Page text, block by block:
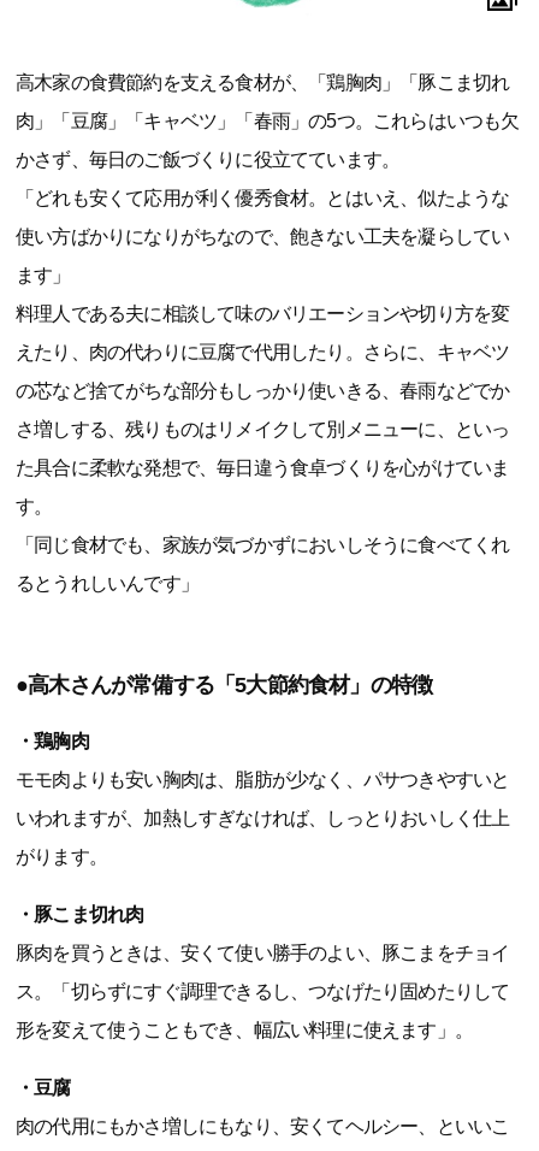
高木家の食費節約を支える食材が、「鶏胸肉」「豚こま切れ
肉」「豆腐」「キャベツ」「春雨」の5つ。これらはいつも欠
かさず、毎日のご飯づくりに役立てています。
「どれも安くて応用が利く優秀食材。とはいえ、似たような
使い方ばかりになりがちなので、飽きない工夫を凝らしてい
ます」
料理人である夫に相談して味のバリエーションや切り方を変
えたり、肉の代わりに豆腐で代用したり。さらに、キャベツ
の芯など捨てがちな部分もしっかり使いきる、春雨などでか
さ増しする、残りものはリメイクして別メニューに、といっ
た具合に柔軟な発想で、毎日違う食卓づくりを心がけていま
す。
「同じ食材でも、家族が気づかずにおいしそうに食べてくれ
るとうれしいんです」
●高木さんが常備する「5大節約食材」の特徴
・鶏胸肉
モモ肉よりも安い胸肉は、脂肪が少なく、パサつきやすいと
いわれますが、加熱しすぎなければ、しっとりおいしく仕上
がります。
・豚こま切れ肉
豚肉を買うときは、安くて使い勝手のよい、豚こまをチョイ
ス。「切らずにすぐ調理できるし、つなげたり固めたりして
形を変えて使うこともでき、幅広い料理に使えます」。
・豆腐
肉の代用にもかさ増しにもなり、安くてヘルシー、といいこ